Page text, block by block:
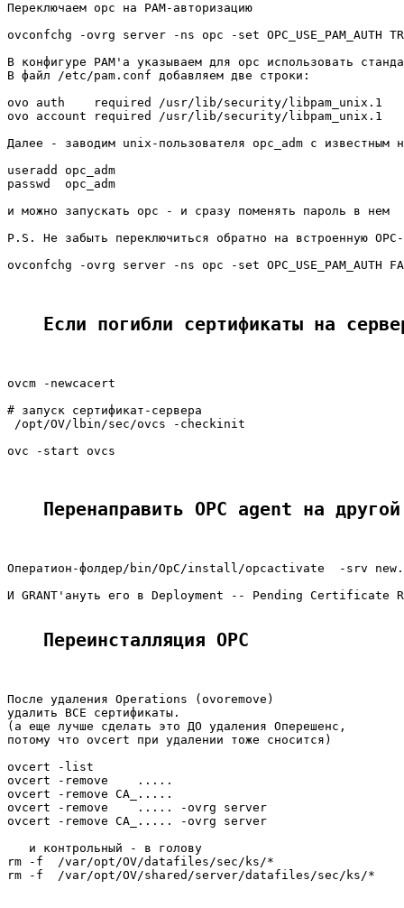
Переключаем opc на PAM-авторизацию
ovconfchg -ovrg server -ns opc -set OPC_USE_PAM_AUTH
В конфигуре PAM'а указываем для opc использовать
В файл /etc/pam.conf добавляем две строки:
ovo auth    required /usr/lib/security/libpam_unix.1
ovo account required /usr/lib/security/libpam_unix.1
Далее - заводим unix-пользователя opc_adm с известным
useradd opc_adm
passwd  opc_adm
и можно запускать opc - и сразу поменять пароль в нем
P.S. Не забыть переключиться обратно на встроенную
ovconfchg -ovrg server -ns opc -set OPC_USE_PAM_AUTH
Если погибли сертификаты на
ovcm -newcacert
# запуск сертификат-сервера
/opt/OV/lbin/sec/ovcs -checkinit
ovc -start ovcs
Перенаправить OPC agent на другой
Оператион-фолдер/bin/OpC/install/opcactivate  -srv
И GRANT'ануть его в Deployment -- Pending Certificate
Переинсталляция OPC
После удаления Operations (ovoremove)
удалить ВСЕ сертификаты.
(а еще лучше сделать это ДО удаления Оперешенс,
потому что ovcert при удалении тоже сносится)
ovcert -list
ovcert -remove    .....
ovcert -remove CA_.....
ovcert -remove    ..... -ovrg server
ovcert -remove CA_..... -ovrg server
   и контрольный - в голову
rm -f  /var/opt/OV/datafiles/sec/ks/*
rm -f  /var/opt/OV/shared/server/datafiles/sec/ks/*